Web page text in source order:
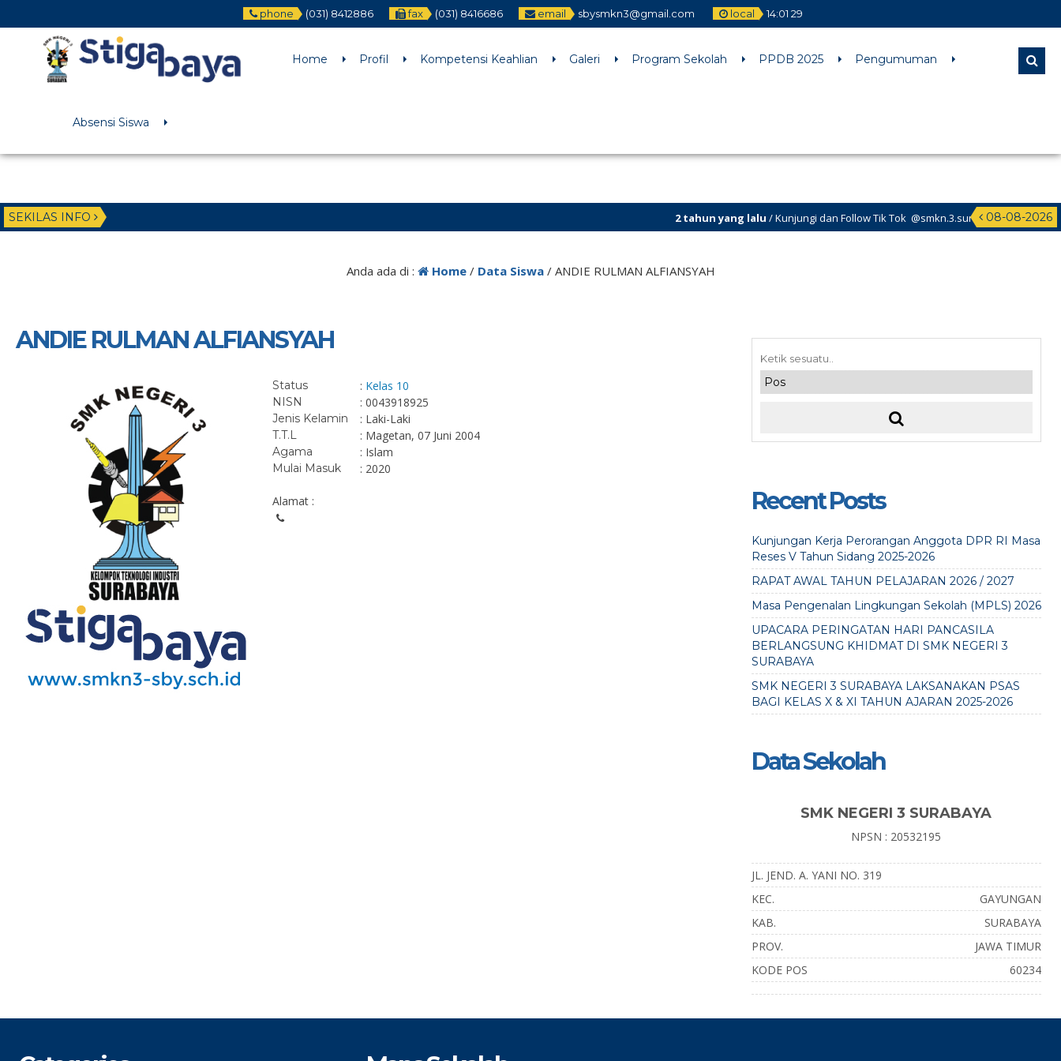
: Function WP_Dependencies->add_data() was called with an argument that is deprecatedsince version 6.9.0! IE conditional comments are ignored by all supported browsers. in
/home/u6225882/public_html/wp-includes/functions.php
phone (031) 8412886 fax (031) 8416686 email sbysmkn3@gmail.com local 14:01 30
Home Profil Kompetensi Keahlian Galeri Program Sekolah PPDB 2025 Pengumuman
Absensi Siswa
SEKILAS INFO 08-08-2026
2 tahun yang lalu/ Kunjungi dan Follow Tik Tok @smkn.3.surabaya untuk info info
Anda ada di : Home/ Data Siswa/ ANDIE RULMAN ALFIANSYAH
ANDIE RULMAN ALFIANSYAH
Status : Kelas 10
NISN : 0043918925
Jenis Kelamin : Laki-Laki
T.T.L : Magetan, 07 Juni 2004
Agama : Islam
Mulai Masuk : 2020
Alamat : Recent Posts
Kunjungan Kerja Perorangan Anggota DPR RI Masa
Reses V Tahun Sidang 2025-2026
RAPAT AWAL TAHUN PELAJARAN 2026 / 2027
Masa Pengenalan Lingkungan Sekolah (MPLS) 2026
UPACARA PERINGATAN HARI PANCASILA
BERLANGSUNG KHIDMAT DI SMK NEGERI 3
SURABAYA
SMK NEGERI 3 SURABAYA LAKSANAKAN PSAS
BAGI KELAS X & XI TAHUN AJARAN 2025-2026
Data Sekolah
SMK NEGERI 3 SURABAYA
NPSN : 20532195
JL. JEND. A. YANI NO. 319
KEC.
GAYUNGAN
KAB.
SURABAYA
PROV.
JAWA TIMUR
KODE POS
60234